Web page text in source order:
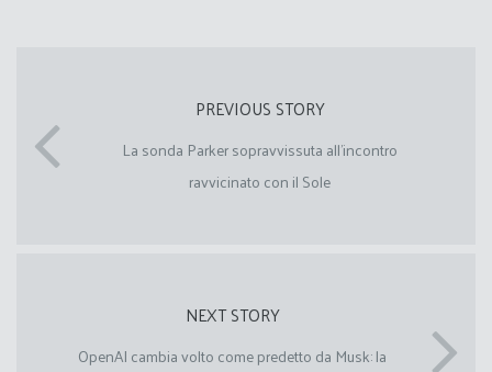
PREVIOUS STORY
La sonda Parker sopravvissuta all’incontro
ravvicinato con il Sole
NEXT STORY
OpenAI cambia volto come predetto da Musk: la